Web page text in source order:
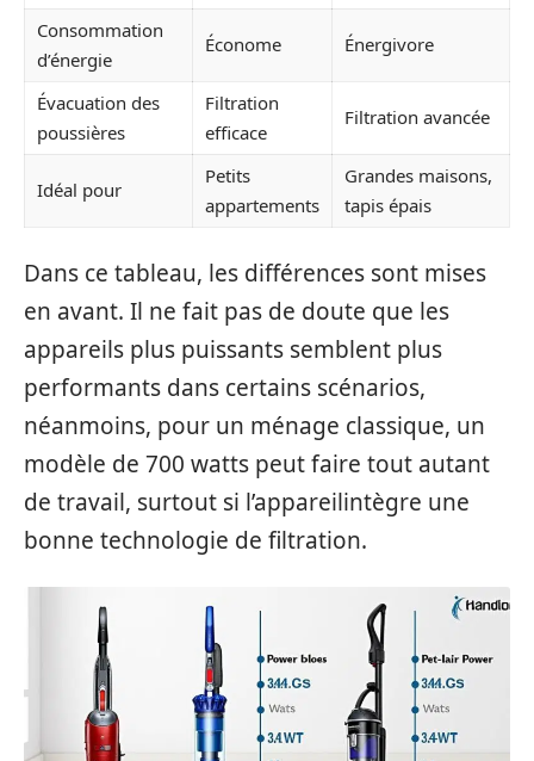
Consommation
d’énergie
Économe Énergivore
Évacuation des
poussières
Filtration
efficace
Filtration avancée
Idéal pour
Petits
appartements
Grandes maisons,
tapis épais
Dans ce tableau, les différences sont mises
en avant. Il ne fait pas de doute que les
appareils plus puissants semblent plus
performants dans certains scénarios,
néanmoins, pour un ménage classique, un
modèle de 700 watts peut faire tout autant
de travail, surtout si l’appareilintègre une
bonne technologie de filtration.